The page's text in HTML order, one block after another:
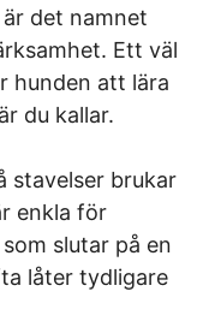
det namnet
Ett väl
hunden att lära
du kallar.
stavelser brukar
enkla för
slutar på en
låter tydligare